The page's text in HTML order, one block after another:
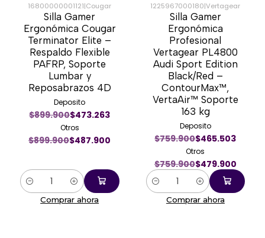
-46%
16800000001121|Cougar
Silla Gamer
Ergonómica Cougar
Terminator Elite –
Respaldo Flexible
PAFRP, Soporte
Lumbar y
Reposabrazos 4D
Deposito
$899.900$473.263
Otros
$899.900$487.900
Cantidad
Comprar ahora
-37%
1225967000180|Vertagear
Silla Gamer
Ergonómica
Profesional
Vertagear PL4800
Audi Sport Edition
Black/Red –
ContourMax™,
VertaAir™ Soporte
163 kg
Deposito
$759.900$465.503
Otros
$759.900$479.900
Cantidad
Comprar ahora